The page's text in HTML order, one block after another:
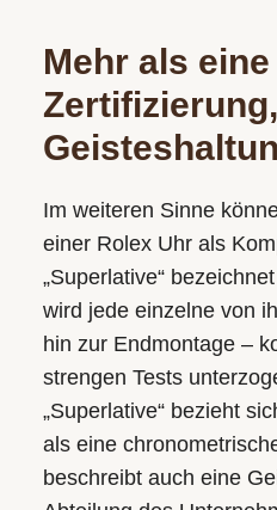
Mehr als eine
Im weiteren Sinne
einer Rolex Uhr als
„Superlative“
wird jede einzelne von
hin zur Endmontage –
strengen Tests
„Superlative“ bezieht
als eine
beschreibt auch eine